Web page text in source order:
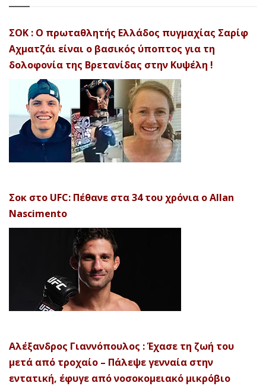
ΣΟΚ : Ο πρωταθλητής Ελλάδος πυγμαχίας Σαρίφ
Αχματζάι είναι ο βασικός ύποπτος για τη
δολοφονία της Βρετανίδας στην Κυψέλη !
Σοκ στο UFC: Πέθανε στα 34 του χρόνια ο Allan
Nascimento
Αλέξανδρος Γιαννόπουλος : Έχασε τη ζωή του
μετά από τροχαίο – Πάλεψε γενναία στην
εντατική, έφυγε από νοσοκομειακό μικρόβιο